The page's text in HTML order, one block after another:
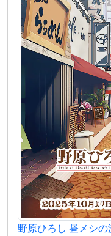
野原ひろし 昼メシの